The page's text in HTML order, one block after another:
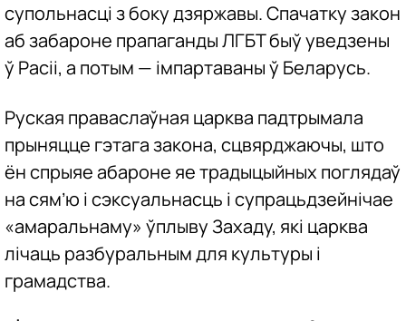
супольнасці з боку дзяржавы. Спачатку закон
аб забароне прапаганды ЛГБТ быў уведзены
ў Расіі, а потым — імпартаваны ў Беларусь.
Руская праваслаўная царква падтрымала
прыняцце гэтага закона, сцвярджаючы, што
ён спрыяе абароне яе традыцыйных поглядаў
на сям’ю і сэксуальнасць і супрацьдзейнічае
«амаральнаму» ўплыву Захаду, які царква
лічаць разбуральным для культуры і
грамадства.